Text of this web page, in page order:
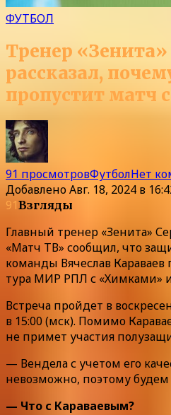
ФУТБОЛ
Тренер
рассказал,
пропустит матч
91 просмотровФутболНет
ДобавленоАвг. 18, 2024 в
91Взгляды
Главный тренер «Зенита»
«Матч ТВ» сообщил, что
команды Вячеслав Караваев
тура МИР РПЛ с «Химками»
Встреча пройдет в
в 15:00 (мск). Помимо
не примет участия
— Вендела с учетом его
невозможно, поэтому будем
— Что с Караваевым?